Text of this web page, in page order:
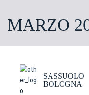
MARZO
SASSUOLO
BOLOGNA